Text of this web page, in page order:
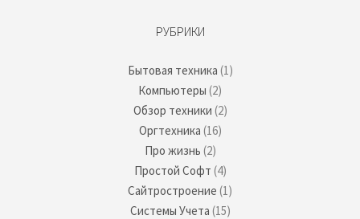
РУБРИКИ
Бытовая техника (1)
Компьютеры (2)
Обзор техники (2)
Оргтехника (16)
Про жизнь (2)
Простой Софт (4)
Сайтростроение (1)
Системы Учета (15)